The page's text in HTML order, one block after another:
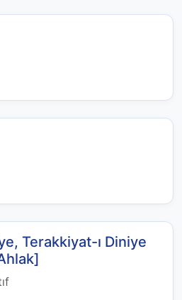
Terakkiyat-ı Diniye